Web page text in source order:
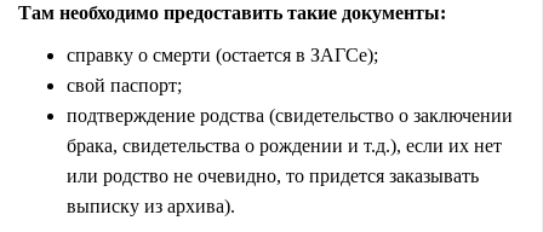
Там необходимо предоставить такие документы:
справку о смерти (остается в ЗАГСе);
свой паспорт;
подтверждение родства (свидетельство о заключении
брака, свидетельства о рождении и т.д.), если их нет
или родство не очевидно, то придется заказывать
выписку из архива).